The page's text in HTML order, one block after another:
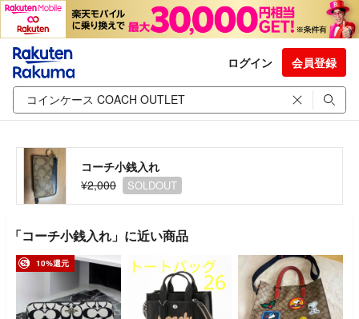
ログイン 会員登録
コーチ小銭入れ
¥2,000
SOLDOUT
「コーチ小銭入れ」に近い商品
10%還元